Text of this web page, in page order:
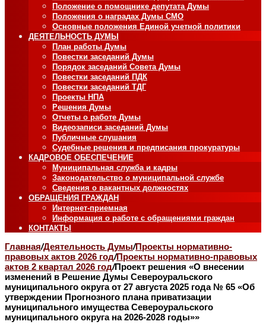
Положение о помощнике депутата Думы
Положения о наградах Думы СМО
Основные положения Единой учетной политики
ДЕЯТЕЛЬНОСТЬ ДУМЫ
План работы Думы
Повестки заседаний Думы
Порядок заседаний Совета Думы
Повестки заседаний ПДК
Повестки заседаний ТДГ
Проекты НПА
Решения Думы
Отчеты о работе Думы
Видеозаписи заседаний Думы
Публичные слушания
Судебные решения и предписания прокуратуры
КАДРОВОЕ ОБЕСПЕЧЕНИЕ
Муниципальная служба и кадры
Законодательство о муниципальной службе
Сведения о вакантных должностях
ОБРАЩЕНИЯ ГРАЖДАН
Интернет-приемная
Информация о работе с обращениями граждан
КОНТАКТЫ
Главная/Деятельность Думы/Проекты нормативно-
правовых актов 2026 год/Проекты нормативно-правовых
актов 2 квартал 2026 год/Проект решения «О внесении
изменений в Решение Думы Североуральского
муниципального округа от 27 августа 2025 года № 65 «Об
утверждении Прогнозного плана приватизации
муниципального имущества Североуральского
муниципального округа на 2026-2028 годы»»